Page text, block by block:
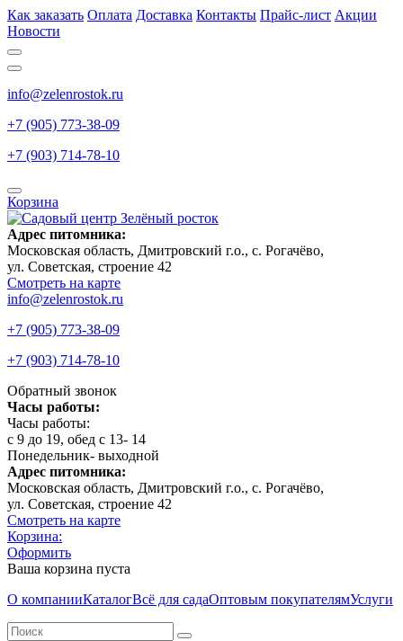
Как заказать Оплата Доставка Контакты Прайс-лист Акции
Новости
info@zelenrostok.ru
+7 (905) 773-38-09
+7 (903) 714-78-10
Корзина
Адрес питомника:
Московская область, Дмитровcкий г.о., с. Рогачёво,
ул. Советская, строение 42
Смотреть на карте
info@zelenrostok.ru
+7 (905) 773-38-09
+7 (903) 714-78-10
Обратный звонок
Часы работы:
Часы работы:
с 9 до 19, обед с 13- 14
Понедельник- выходной
Адрес питомника:
Московская область, Дмитровcкий г.о., с. Рогачёво,
ул. Советская, строение 42
Смотреть на карте
Корзина:
Оформить
Ваша корзина пуста
О компанииКаталогВсё для садаОптовым покупателямУслуги